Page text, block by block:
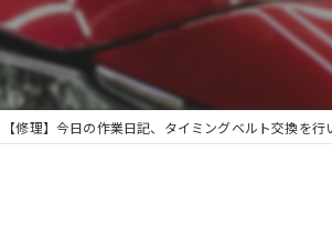
買取
整備
【修理】今日の作業日記、タイミングベルト交換を行